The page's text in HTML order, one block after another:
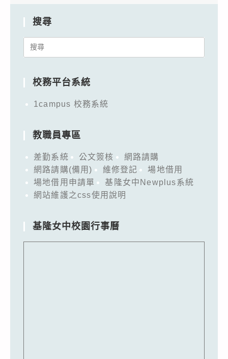
搜尋
Search
校務平台系統
1campus 校務系統
教職員專區
差勤系統 公文簽核
網路請購
網路請購(備用)
維修登記
場地借用
場地借用申請單
基隆女中Newplus系統
網站維護之css使用說明
基隆女中校園行事曆